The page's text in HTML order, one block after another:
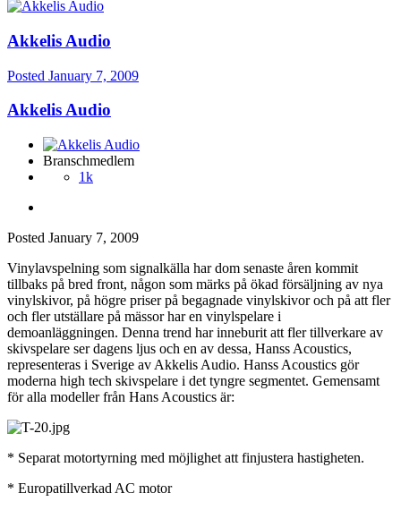
Akkelis Audio
Posted January 7, 2009
Akkelis Audio
Branschmedlem
1k
Posted January 7, 2009
Vinylavspelning som signalkälla har dom senaste åren kommit
tillbaks på bred front, någon som märks på ökad försäljning av nya
vinylskivor, på högre priser på begagnade vinylskivor och på att fler
och fler utställare på mässor har en vinylspelare i
demoanläggningen. Denna trend har inneburit att fler tillverkare av
skivspelare ser dagens ljus och en av dessa, Hanss Acoustics,
representeras i Sverige av Akkelis Audio. Hanss Acoustics gör
moderna high tech skivspelare i det tyngre segmentet. Gemensamt
för alla modeller från Hans Acoustics är:
* Separat motortyrning med möjlighet att finjustera hastigheten.
* Europatillverkad AC motor